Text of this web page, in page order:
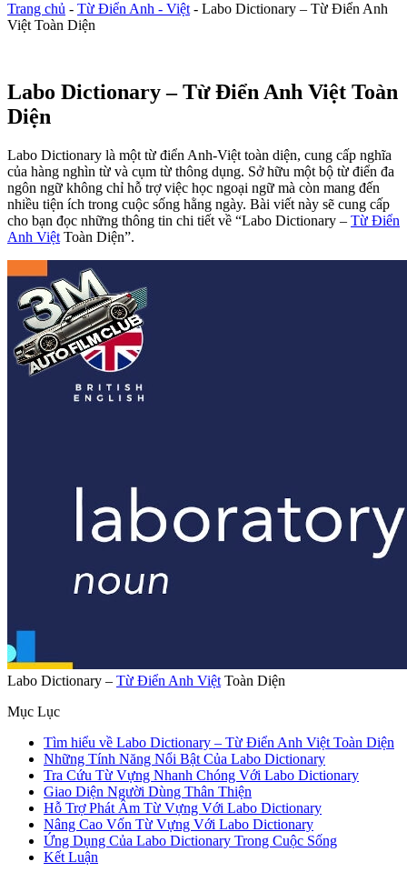
Trang chủ - Từ Điển Anh - Việt - Labo Dictionary – Từ Điển Anh
Việt Toàn Diện
Labo Dictionary – Từ Điển Anh Việt Toàn
Diện
Labo Dictionary là một từ điển Anh-Việt toàn diện, cung cấp nghĩa
của hàng nghìn từ và cụm từ thông dụng. Sở hữu một bộ từ điển đa
ngôn ngữ không chỉ hỗ trợ việc học ngoại ngữ mà còn mang đến
nhiều tiện ích trong cuộc sống hằng ngày. Bài viết này sẽ cung cấp
cho bạn đọc những thông tin chi tiết về “Labo Dictionary – Từ Điển
Anh Việt Toàn Diện”.
Labo Dictionary – Từ Điển Anh Việt Toàn Diện
Mục Lục
Tìm hiểu về Labo Dictionary – Từ Điển Anh Việt Toàn Diện
Những Tính Năng Nổi Bật Của Labo Dictionary
Tra Cứu Từ Vựng Nhanh Chóng Với Labo Dictionary
Giao Diện Người Dùng Thân Thiện
Hỗ Trợ Phát Âm Từ Vựng Với Labo Dictionary
Nâng Cao Vốn Từ Vựng Với Labo Dictionary
Ứng Dụng Của Labo Dictionary Trong Cuộc Sống
Kết Luận